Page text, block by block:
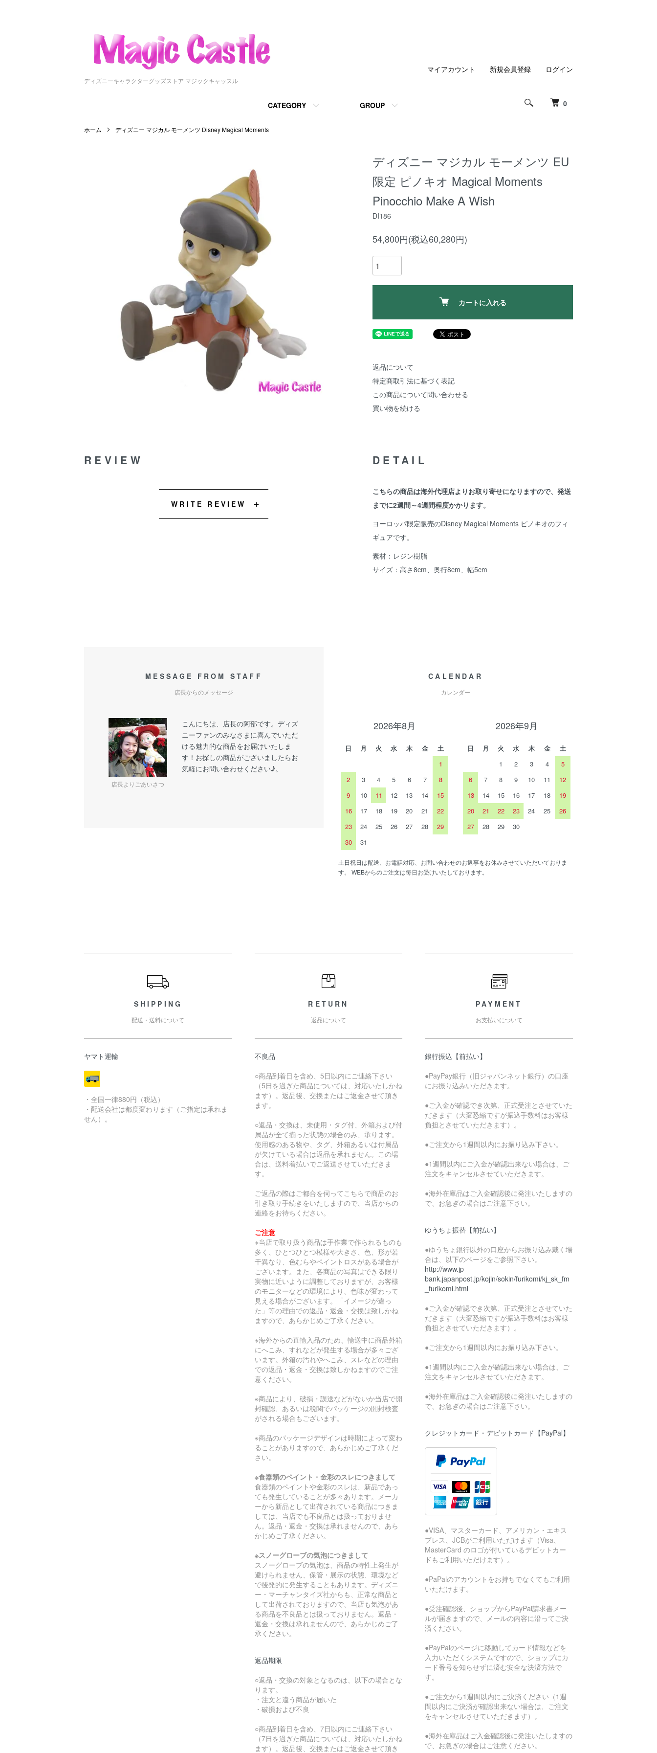
ディズニーキャラクターグッズストア マジックキャッスル
0
CATEGORY GROUP
マイアカウント 新規会員登録 ログイン
ホーム ディズニー マジカル モーメンツ Disney Magical Moments
ディズニー マジカル モーメンツ EU
限定 ピノキオ Magical Moments
Pinocchio Make A Wish
DI186
54,800円(税込60,280円)
カートに入れる
返品について
特定商取引法に基づく表記
この商品について問い合わせる
買い物を続ける
DETAIL
こちらの商品は海外代理店よりお取り寄せになりますので、発送
までに2週間～4週間程度かかります。
ヨーロッパ限定販売のDisney Magical Moments ピノキオのフィ
ギュアです。
素材：レジン樹脂
サイズ：高さ8cm、奥行8cm、幅5cm
REVIEW
WRITE REVIEW
MESSAGE FROM STAFF
店長からのメッセージ
店長よりごあいさつ
こんにちは、店長の阿部です。ディズ
ニーファンのみなさまに喜んでいただ
ける魅力的な商品をお届けいたしま
す！お探しの商品がございましたらお
気軽にお問い合わせください♪。
CALENDAR
カレンダー
2026年8月
日 月 火 水 木 金
土
1
2
3 4 5 6 7
8
9
10 11 12 13 14
15
16
17 18 19 20 21
22
23
24 25 26 27 28
29
30
31
2026年9月
日 月 火 水 木 金
土
1
2 3 4
5
6
7 8 9 10 11
12
13
14 15 16 17 18
19
20
21 22 23 24 25
26
27
28 29 30
土日祝日は配送、お電話対応、お問い合わせのお返事をお休みさせていただいておりま
す。 WEBからのご注文は毎日お受けいたしております。
SHIPPING
配送・送料について
ヤマト運輸
・全国一律880円（税込）
・配送会社は都度変わります（ご指定は承れま
せん）。
RETURN
返品について
不良品
○商品到着日を含め、5日以内にご連絡下さい
（5日を過ぎた商品については、対応いたしかね
ます）。返品後、交換またはご返金させて頂き
ます。
○返品・交換は、未使用・タグ付、外箱および付
属品が全て揃った状態の場合のみ、承ります。
使用感のある物や、タグ、外箱あるいは付属品
が欠けている場合は返品を承れません。この場
合は、送料着払いでご返送させていただきま
す。
ご返品の際はご都合を伺ってこちらで商品のお
引き取り手続きをいたしますので、当店からの
連絡をお待ちください。
ご注意
※当店で取り扱う商品は手作業で作られるものも
多く、ひとつひとつ模様や大きさ、色、形が若
干異なり、色むらやペイントロスがある場合が
ございます。また、各商品の写真はできる限り
実物に近いように調整しておりますが、お客様
のモニターなどの環境により、色味が変わって
見える場合がございます。「イメージが違っ
た」等の理由での返品・返金・交換は致しかね
ますので、あらかじめご了承ください。
※海外からの直輸入品のため、輸送中に商品外箱
にへこみ、すれなどが発生する場合が多々ござ
います。外箱の汚れやへこみ、スレなどの理由
での返品・返金・交換は致しかねますのでご注
意ください。
※商品により、破損・誤送などがないか当店で開
封確認、あるいは税関でパッケージの開封検査
がされる場合もございます。
※商品のパッケージデザインは時期によって変わ
ることがありますので、あらかじめご了承くだ
さい。
※食器類のペイント・金彩のスレにつきまして
食器類のペイントや金彩のスレは、新品であっ
ても発生していることが多々あります。メーカ
ーから新品として出荷されている商品につきま
しては、当店でも不良品とは扱っておりませ
ん。返品・返金・交換は承れませんので、あら
かじめご了承ください。
※スノーグローブの気泡につきまして
スノーグローブの気泡は、商品の特性上発生が
避けられません、保管・展示の状態、環境など
で後発的に発生することもあります。ディズニ
ー・マーチャンタイズ社からも、正常な商品と
して出荷されておりますので、当店も気泡があ
る商品を不良品とは扱っておりません。返品・
返金・交換は承れませんので、あらかじめご了
承ください。
返品期限
○返品・交換の対象となるのは、以下の場合とな
ります。
・注文と違う商品が届いた
・破損および不良
○商品到着日を含め、7日以内にご連絡下さい
（7日を過ぎた商品については、対応いたしかね
ます）。返品後、交換またはご返金させて頂き
PAYMENT
お支払いについて
銀行振込【前払い】
●PayPay銀行（旧ジャパンネット銀行）の口座
にお振り込みいただきます。
●ご入金が確認でき次第、正式受注とさせていた
だきます（大変恐縮ですが振込手数料はお客様
負担とさせていただきます）。
●ご注文から1週間以内にお振り込み下さい。
●1週間以内にご入金が確認出来ない場合は、ご
注文をキャンセルさせていただきます。
●海外在庫品はご入金確認後に発注いたしますの
で、お急ぎの場合はご注意下さい。
ゆうちょ振替【前払い】
●ゆうちょ銀行以外の口座からお振り込み戴く場
合は、以下のページをご参照下さい。
http://www.jp-
bank.japanpost.jp/kojin/sokin/furikomi/kj_sk_fm
_furikomi.html
●ご入金が確認でき次第、正式受注とさせていた
だきます（大変恐縮ですが振込手数料はお客様
負担とさせていただきます）。
●ご注文から1週間以内にお振り込み下さい。
●1週間以内にご入金が確認出来ない場合は、ご
注文をキャンセルさせていただきます。
●海外在庫品はご入金確認後に発注いたしますの
で、お急ぎの場合はご注意下さい。
クレジットカード・デビットカード【PayPal】
●VISA、マスターカード、アメリカン・エキス
プレス、JCBがご利用いただけます（Visa、
MasterCard のロゴが付いているデビットカー
ドもご利用いただけます）。
●PaPalのアカウントをお持ちでなくてもご利用
いただけます。
●受注確認後、ショップからPayPal請求書メー
ルが届きますので、メールの内容に沿ってご決
済ください。
●PayPalのページに移動してカード情報などを
入力いただくシステムですので、ショップにカ
ード番号を知らせずに済む安全な決済方法で
す。
●ご注文から1週間以内にご決済ください（1週
間以内にご決済が確認出来ない場合は、ご注文
をキャンセルさせていただきます）。
●海外在庫品はご入金確認後に発注いたしますの
で、お急ぎの場合はご注意ください。